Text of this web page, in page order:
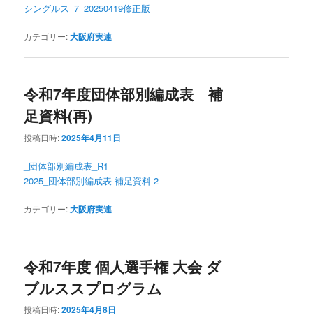
シングルス_7_20250419修正版
カテゴリー:大阪府実連
令和7年度団体部別編成表 補
足資料(再)
投稿日時:2025年4月11日
_団体部別編成表_R1
2025_団体部別編成表-補足資料-2
カテゴリー:大阪府実連
令和7年度 個人選手権 大会 ダ
ブルススプログラム
投稿日時:2025年4月8日